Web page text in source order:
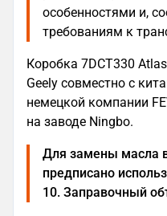
особенностями и,
требованиям к
Коробка 7DCT330
Geely совместно с
немецкой компании
на заводе Ningbo.
Для замены масла
предписано
10. Заправочный